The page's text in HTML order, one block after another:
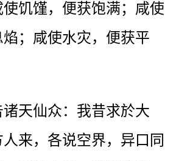
饥馑，便获饱满；咸使
；咸使水灾，便获平
天仙众：我昔求於大
来，各说空界，异口同